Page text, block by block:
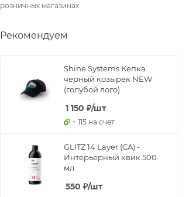
розничных магазинах
Рекомендуем
Shine Systems Кепка
черный козырек NEW
(голубой лого)
1 150 ₽/шт
+ 115 на счет
GLITZ 14 Layer (CA) -
Интерьерный квик 500
мл
550 ₽/шт